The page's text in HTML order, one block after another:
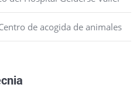
de acogida de animales